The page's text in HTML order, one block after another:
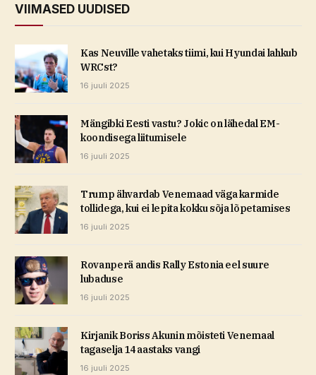
VIIMASED UUDISED
Kas Neuville vahetaks tiimi, kui Hyundai lahkub
WRCst?
16 juuli 2025
Mängibki Eesti vastu? Jokic on lähedal EM-
koondisega liitumisele
16 juuli 2025
Trump ähvardab Venemaad väga karmide
tollidega, kui ei lepita kokku sõja lõpetamises
16 juuli 2025
Rovanperä andis Rally Estonia eel suure
lubaduse
16 juuli 2025
Kirjanik Boriss Akunin mõisteti Venemaal
tagaselja 14 aastaks vangi
16 juuli 2025